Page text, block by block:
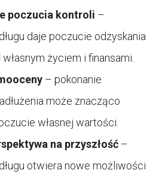
poczucia kontroli –
daje poczucie odzyskania
życiem i finansami.
– pokonanie
może znacząco
własnej wartości.
na przyszłość –
otwiera nowe możliwości